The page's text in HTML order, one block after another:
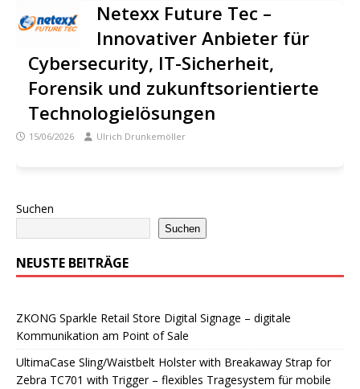
Netexx Future Tec –
Innovativer Anbieter für
Cybersecurity, IT-Sicherheit,
Forensik und zukunftsorientierte
Technologielösungen
15/06/2026 Ulrich Drunkemöller
Suchen
Suchen
NEUSTE BEITRÄGE
ZKONG Sparkle Retail Store Digital Signage – digitale
Kommunikation am Point of Sale
UltimaCase Sling/Waistbelt Holster with Breakaway Strap for
Zebra TC701 with Trigger – flexibles Tragesystem für mobile